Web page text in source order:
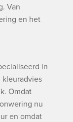
Van
en het
in
kleuradvies
Omdat
nu
en omdat